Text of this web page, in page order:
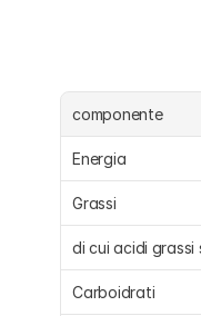
componente
Energia
Grassi
di cui acidi grassi
Carboidrati